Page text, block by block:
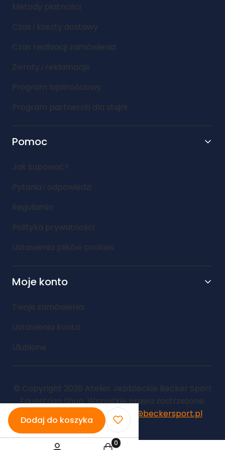
Metody płatności
Czas i koszty dostawy
Czas realizacji zamówienia
Zwroty i reklamacje
Program lojalnościowy
Program partnerski dla stajni
Pomoc
Jak kupować?
Pytania i odpowiedzi
Regulamin
Polityka prywatności
Ustawienia plików cookies
Moje konto
Twoje zamówienia
Ustawienia konta
Ulubione
© Copyright 2026 Atelier Jeździeckie Becker Sport
Equestrian Shop. Wszystkie prawa zastrzeżone.
Kontakt: 600 747 544 |shop@beckersport.pl
Dodaj do koszyka